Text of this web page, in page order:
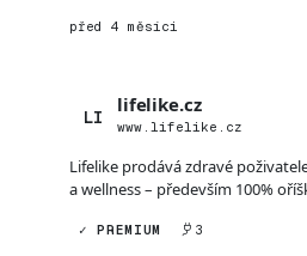
před 4 měsíci
LI
lifelike.cz
www.lifelike.cz
Lifelike prodává zdravé
a wellness – především 100%
✓ PREMIUM 3